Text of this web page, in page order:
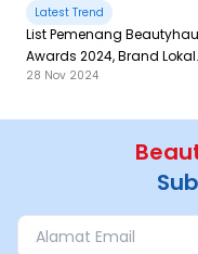
Latest Trend
List Pemenang
Awards 2024, Brand Lokal
Borong Piala!
28 Nov 2024